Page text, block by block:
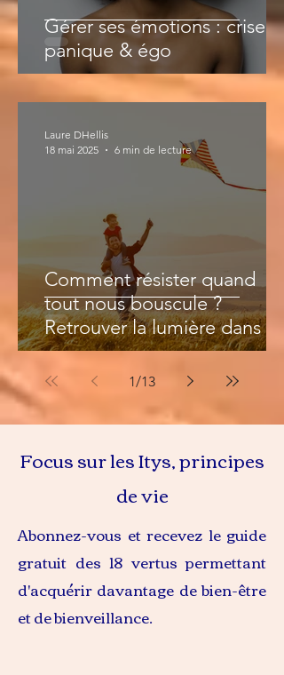
Gérer ses émotions : crise de
panique & égo
Comment résister quand
tout nous bouscule ?
Retrouver la lumière dans les
périodes de déprime
Laure DHellis
18 mai 2025
6 min de lecture
1/13
Focus sur les Itys, principes
de vie
Abonnez-vous et recevez le guide
gratuit des 18 vertus permettant
d'acquérir davantage de bien-être
et de bienveillance.